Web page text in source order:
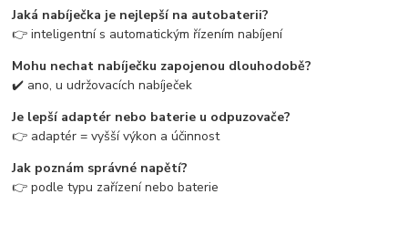
Jaká nabíječka je nejlepší na autobaterii?
👉 inteligentní s automatickým řízením nabíjení
Mohu nechat nabíječku zapojenou dlouhodobě?
✔️ ano, u udržovacích nabíječek
Je lepší adaptér nebo baterie u odpuzovače?
👉 adaptér = vyšší výkon a účinnost
Jak poznám správné napětí?
👉 podle typu zařízení nebo baterie